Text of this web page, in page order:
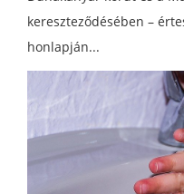
kereszteződésében –
honlapján...